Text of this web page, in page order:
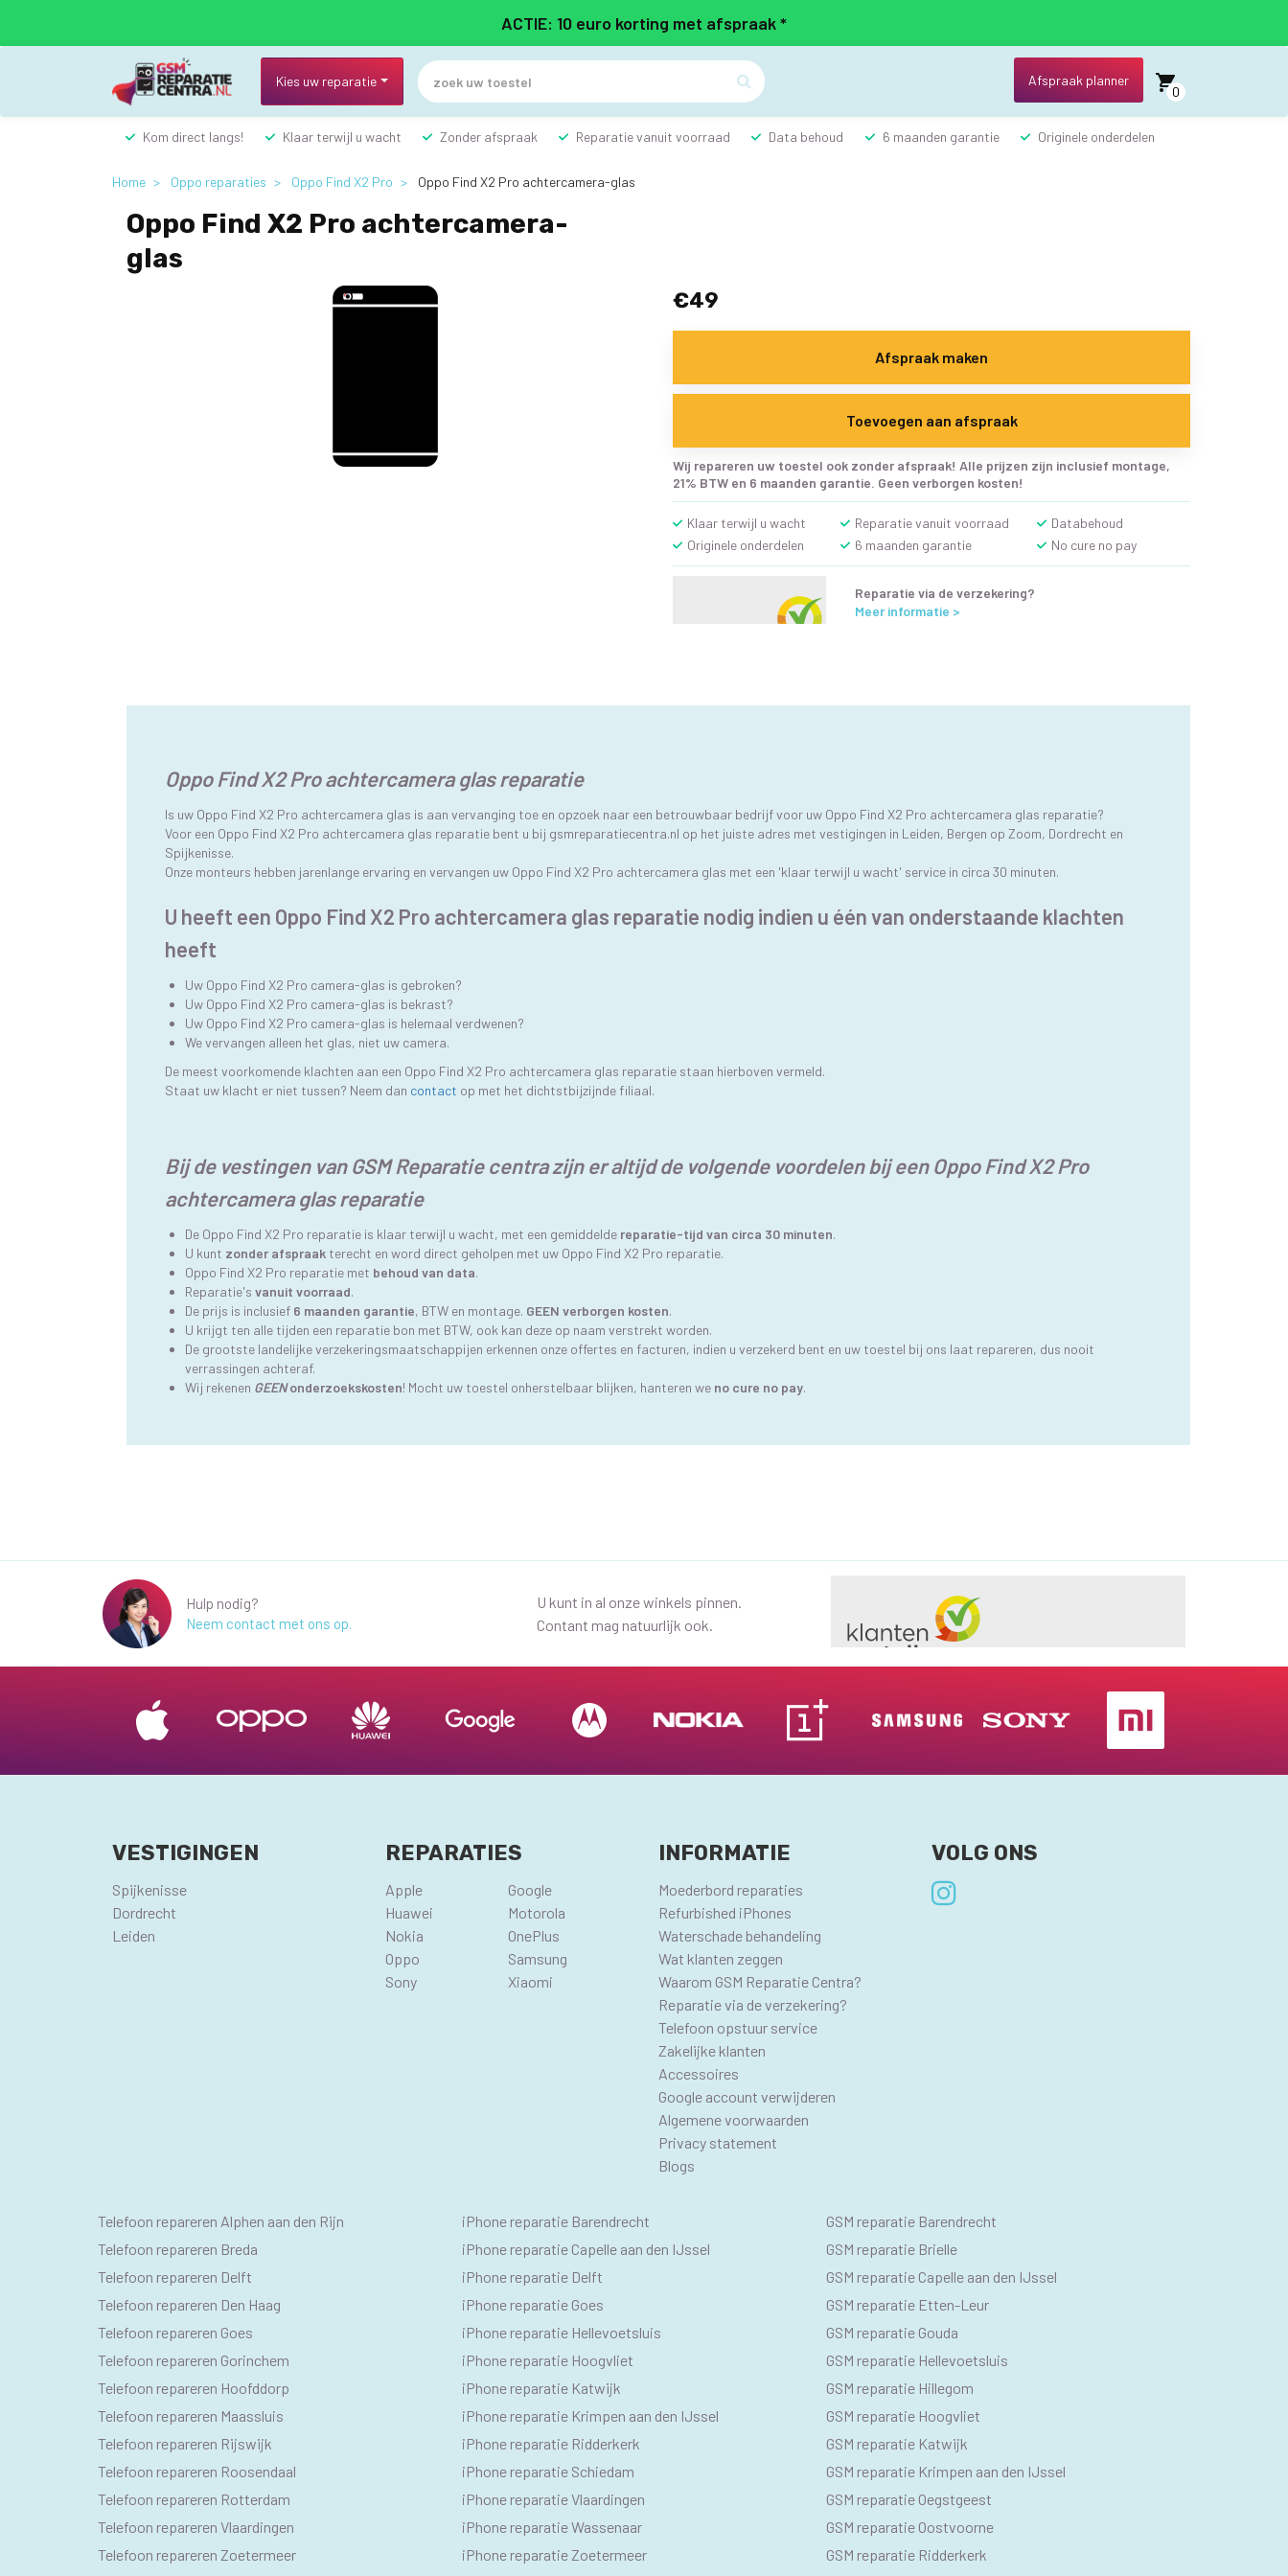
naar
ACTIE: 10 euro korting met afspraak *
Kies uw reparatie  Afspraak planner
0
Kom direct langs! Klaar terwijl u wacht Zonder afspraak Reparatie vanuit voorraad Data behoud 6 maanden garantie Originele onderdelen
Home Oppo reparaties Oppo Find X2 Pro Oppo Find X2 Pro achtercamera-glas
Oppo Find X2 Pro achtercamera-
glas
€49
Afspraak maken
Toevoegen aan afspraak
Wij repareren uw toestel ook zonder afspraak! Alle prijzen zijn inclusief montage,
21% BTW en 6 maanden garantie. Geen verborgen kosten!
Klaar terwijl u wacht
Originele onderdelen
Reparatie vanuit voorraad
6 maanden garantie
Databehoud
No cure no pay
Reparatie via de verzekering?
Meer informatie >
Oppo Find X2 Pro achtercamera glas reparatie
Is uw Oppo Find X2 Pro achtercamera glas is aan vervanging toe en opzoek naar een betrouwbaar bedrijf voor uw Oppo Find X2 Pro achtercamera glas reparatie?
Voor een Oppo Find X2 Pro achtercamera glas reparatie bent u bij gsmreparatiecentra.nl op het juiste adres met vestigingen in Leiden, Bergen op Zoom, Dordrecht en
Spijkenisse.
Onze monteurs hebben jarenlange ervaring en vervangen uw Oppo Find X2 Pro achtercamera glas met een 'klaar terwijl u wacht' service in circa 30 minuten.
U heeft een Oppo Find X2 Pro achtercamera glas reparatie nodig indien u één van onderstaande klachten
heeft
Uw Oppo Find X2 Pro camera-glas is gebroken?
Uw Oppo Find X2 Pro camera-glas is bekrast?
Uw Oppo Find X2 Pro camera-glas is helemaal verdwenen?
We vervangen alleen het glas, niet uw camera.
De meest voorkomende klachten aan een Oppo Find X2 Pro achtercamera glas reparatie staan hierboven vermeld.
Staat uw klacht er niet tussen? Neem dan contact op met het dichtstbijzijnde filiaal.
Bij de vestingen van GSM Reparatie centra zijn er altijd de volgende voordelen bij een Oppo Find X2 Pro
achtercamera glas reparatie
De Oppo Find X2 Pro reparatie is klaar terwijl u wacht, met een gemiddelde reparatie-tijd van circa 30 minuten.
U kunt zonder afspraak terecht en word direct geholpen met uw Oppo Find X2 Pro reparatie.
Oppo Find X2 Pro reparatie met behoud van data.
Reparatie's vanuit voorraad.
De prijs is inclusief 6 maanden garantie, BTW en montage. GEEN verborgen kosten.
U krijgt ten alle tijden een reparatie bon met BTW, ook kan deze op naam verstrekt worden.
De grootste landelijke verzekeringsmaatschappijen erkennen onze offertes en facturen, indien u verzekerd bent en uw toestel bij ons laat repareren, dus nooit
verrassingen achteraf.
Wij rekenen GEENonderzoekskosten! Mocht uw toestel onherstelbaar blijken, hanteren we no cure no pay.
Hulp nodig?
Neem contact met ons op.
U kunt in al onze winkels pinnen.
Contant mag natuurlijk ook.
VESTIGINGEN
Spijkenisse
Dordrecht
Leiden
REPARATIES
Apple
Google
Huawei
Motorola
Nokia
OnePlus
Oppo
Samsung
Sony
Xiaomi
INFORMATIE
Moederbord reparaties
Refurbished iPhones
Waterschade behandeling
Wat klanten zeggen
Waarom GSM Reparatie Centra?
Reparatie via de verzekering?
Telefoon opstuur service
Zakelijke klanten
Accessoires
Google account verwijderen
Algemene voorwaarden
Privacy statement
Blogs
VOLG ONS
SEO
PAGINA'S
Telefoon repareren Alphen aan den Rijn
Telefoon repareren Breda
Telefoon repareren Delft
Telefoon repareren Den Haag
Telefoon repareren Goes
Telefoon repareren Gorinchem
Telefoon repareren Hoofddorp
Telefoon repareren Maassluis
Telefoon repareren Rijswijk
Telefoon repareren Roosendaal
Telefoon repareren Rotterdam
Telefoon repareren Vlaardingen
Telefoon repareren Zoetermeer
IPHONE
SEO
TEKSTEN
iPhone reparatie Barendrecht
iPhone reparatie Capelle aan den IJssel
iPhone reparatie Delft
iPhone reparatie Goes
iPhone reparatie Hellevoetsluis
iPhone reparatie Hoogvliet
iPhone reparatie Katwijk
iPhone reparatie Krimpen aan den IJssel
iPhone reparatie Ridderkerk
iPhone reparatie Schiedam
iPhone reparatie Vlaardingen
iPhone reparatie Wassenaar
iPhone reparatie Zoetermeer
SEO
GSM
GSM reparatie Barendrecht
GSM reparatie Brielle
GSM reparatie Capelle aan den IJssel
GSM reparatie Etten-Leur
GSM reparatie Gouda
GSM reparatie Hellevoetsluis
GSM reparatie Hillegom
GSM reparatie Hoogvliet
GSM reparatie Katwijk
GSM reparatie Krimpen aan den IJssel
GSM reparatie Oegstgeest
GSM reparatie Oostvoorne
GSM reparatie Ridderkerk